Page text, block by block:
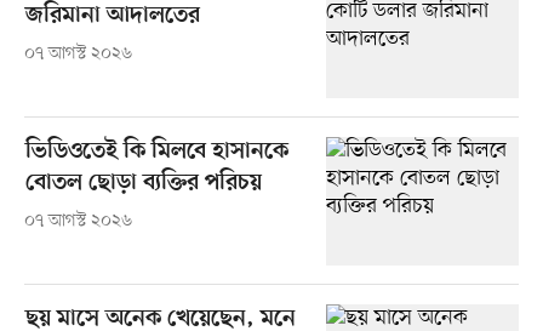
জরিমানা আদালতের
০৭ আগস্ট ২০২৬
ভিডিওতেই কি মিলবে হাসানকে
বোতল ছোড়া ব্যক্তির পরিচয়
০৭ আগস্ট ২০২৬
ছয় মাসে অনেক খেয়েছেন, মনে